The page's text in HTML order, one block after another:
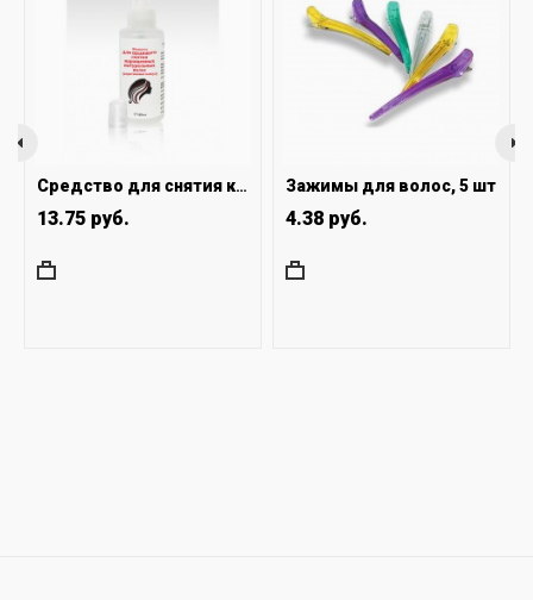
Средство для снятия кератиновых капсул 125 мл
13.75 руб.
Зажимы для волос, 5 шт
4.38 руб.